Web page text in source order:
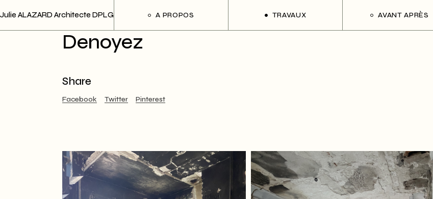
to
the
content
Julie ALAZARD Architecte DPLG A PROPOS TRAVAUX
Saint-Louis
Pagnol
Painleve
AVANT APRÈS
Ed Jacques
Fontaine
La Tour
Denoyez
Share
Facebook Twitter Pinterest